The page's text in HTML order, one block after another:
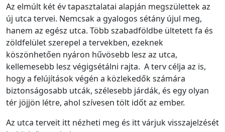
Az elmúlt két év tapasztalatai alapján megszülettek az
új utca tervei. Nemcsak a gyalogos sétány újul meg,
hanem az egész utca. Több szabadföldbe ültetett fa és
zöldfelület szerepel a tervekben, ezeknek
köszönhetően nyáron hűvösebb lesz az utca,
kellemesebb lesz végigsétálni rajta. A terv célja az is,
hogy a felújítások végén a közlekedők számára
biztonságosabb utcák, szélesebb járdák, és egy olyan
tér jöjjön létre, ahol szívesen tölt időt az ember.
Az utca terveit itt nézheti meg és itt várjuk visszajelzését